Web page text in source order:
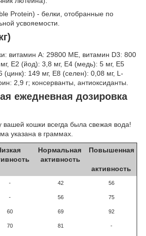
Protein) - белки, отобранные по
усвояемости.
витамин A: 29800 МЕ, витамин D3: 800
E2 (йод): 3,8 мг, E4 (медь): 5 мг, E5
(цинк): 149 мг, E8 (селен): 0,08 мг, L-
2,9 г; консерванты, антиоксиданты.
ежедневная дозировка
вашей кошки всегда была свежая вода!
указана в граммах.
Нормальная
активность
Повышенная
активность
- 42 56
- 56 75
60 69 92
70 81 -